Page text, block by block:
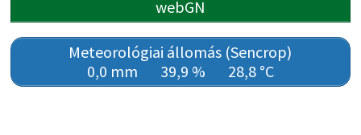
webGN
Meteorológiai állomás (Sencrop)
0,0 mm
39,9 % 28,8 °C